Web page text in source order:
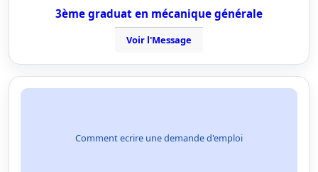
3ème graduat en mécanique générale
Voir l'Message
Comment ecrire une demande d'emploi